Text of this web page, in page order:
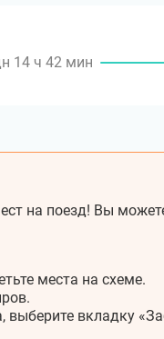
14 ч 42 мин
на поезд! Вы
места на схеме.
выберите вкладку